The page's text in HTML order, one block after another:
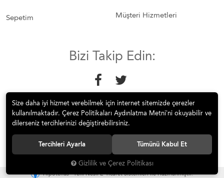
Sepetim Müşteri Hizmetleri
Bizi Takip Edin:
© 2018 Mobilyakeyfi İnternet Teknolojileri Mobilya Sanayi İç ve Dış
Tic.Ltd.Şti. Tüm hakları saklıdır.
Hipotenüs Yeni Nesil E-Ticaret Sistemleri ile Hazırlanmıştır.
Size daha iyi hizmet verebilmek için internet sitemizde çerezler
kullanılmaktadır. Çerez Politikaları Aydınlatma Metni’ni okuyabilir ve
dilerseniz tercihlerinizi değiştirebilirsiniz.
Tercihleri Ayarla Tümünü Kabul Et
Gizlilik ve Çerez Politikası